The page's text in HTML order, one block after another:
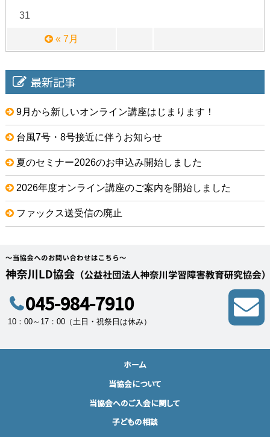
« 7月
31
最新記事
9月から新しいオンライン講座はじまります！
台風7号・8号接近に伴うお知らせ
夏のセミナー2026のお申込み開始しました
2026年度オンライン講座のご案内を開始しました
ファックス送受信の廃止
045-984-7910
10：00～17：00（土日・祝祭日は休み）
ホーム
当協会について
当協会へのご入会に関して
子どもの相談